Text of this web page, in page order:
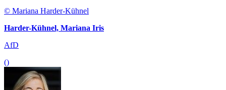
© Mariana Harder-Kühnel
Harder-Kühnel, Mariana Iris
AfD
()